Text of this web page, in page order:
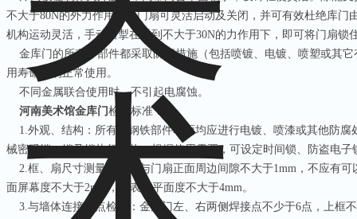
不大于80N的外力作用下，门扇可灵活启动及关闭，并可有效杜绝库门
机构运动灵活，手动暗掣在受到不大于30N的力作用下，即可将门扇锁
金库门的所有零部件都采取防腐措施（包括喷镀、电镀、喷塑或其
用寿命中的正常使用。
不同金属联合使用时，不引起电腐蚀。
河南美术馆金库门检验标准：
1.外观、结构：所有的钢铁部件表面均应进行电镀、喷漆或其他防
械密码锁、锁及锁执行机构，根据使用需要，可设定时间锁、防盗电子
2.框、扇尺寸测量：门框与门扇正面周边间隙不大于1mm ，不应有
面屏幕度不大于2mm ，内表面平面度不大于4mm。
3.与墙体连接焊点检查：金库门左、右两侧焊接点不少于6点，上框